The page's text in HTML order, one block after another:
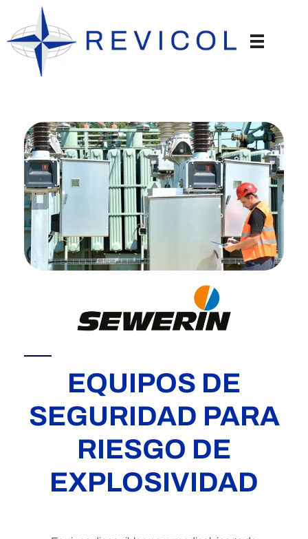
EQUIPOS DE
SEGURIDAD PARA
RIESGO DE
EXPLOSIVIDAD